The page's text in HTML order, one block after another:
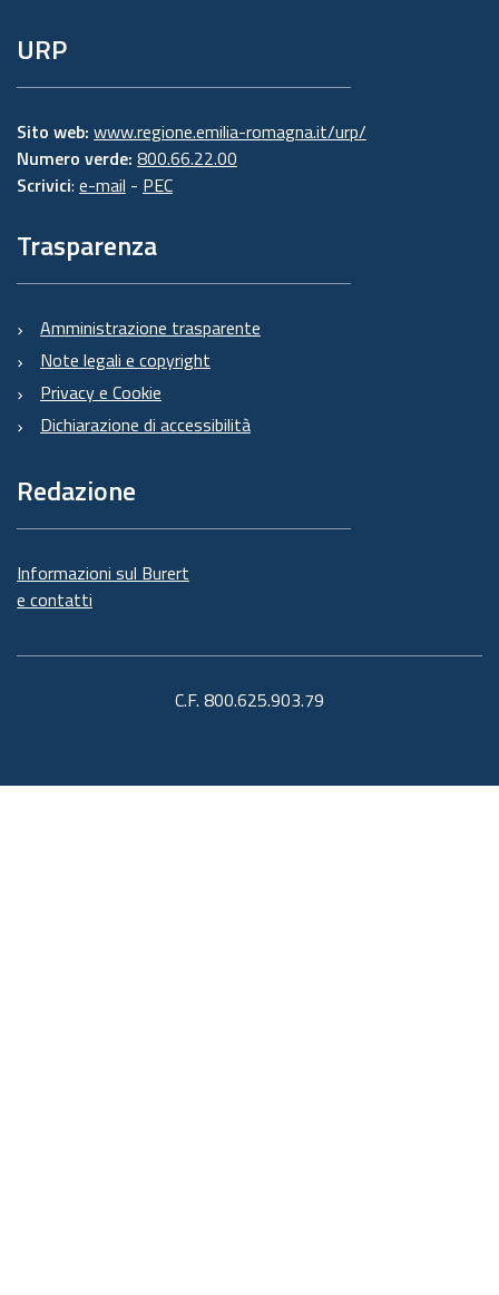
URP
Sito web: www.regione.emilia-romagna.it/urp/
Numero verde: 800.66.22.00
Scrivici: e-mail - PEC
Trasparenza
Amministrazione trasparente
Note legali e copyright
Privacy e Cookie
Dichiarazione di accessibilità
Redazione
Informazioni sul Burert
e contatti
C.F. 800.625.903.79